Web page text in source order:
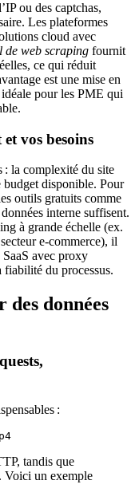
ou des captchas,
Les plateformes
cloud avec
de web scraping fournit
ce qui réduit
est une mise en
pour les PME qui
vos besoins
: la complexité du site
budget disponible. Pour
outils gratuits comme
interne suffisent.
à grande échelle (ex.
e‑commerce), il
SaaS avec proxy
fiabilité du processus.
données
:
tandis que
Voici un exemple